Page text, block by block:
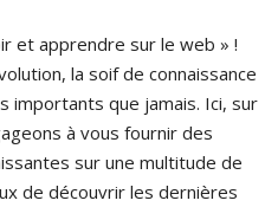
et apprendre sur le web » !
la soif de connaissance
importants que jamais. Ici, sur
à vous fournir des
sur une multitude de
de découvrir les dernières